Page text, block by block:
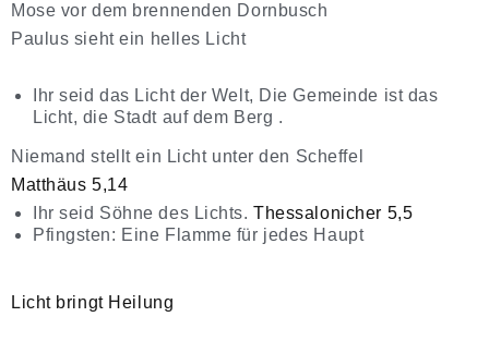
Mose vor dem brennenden Dornbusch
Paulus sieht ein helles Licht
Ihr seid das Licht der Welt, Die Gemeinde ist das
Licht, die Stadt auf dem Berg .
Niemand stellt ein Licht unter den Scheffel
Matthäus 5,14
Ihr seid Söhne des Lichts.Thessalonicher 5,5
Pfingsten: Eine Flamme für jedes Haupt
Licht bringt Heilung